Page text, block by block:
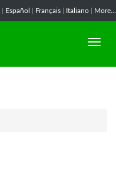
Español Français Italiano More...